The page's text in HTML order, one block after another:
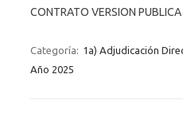
CONTRATO VERSION PUBLICA
Categoría: 1a) Adjudicación
Año 2025